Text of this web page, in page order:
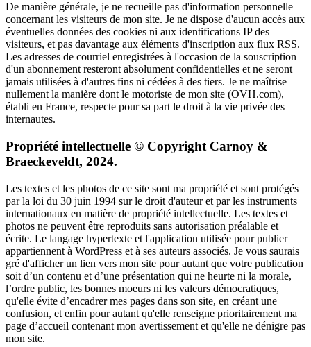
De manière générale, je ne recueille pas d'information personnelle
concernant les visiteurs de mon site. Je ne dispose d'aucun accès aux
éventuelles données des cookies ni aux identifications IP des
visiteurs, et pas davantage aux éléments d'inscription aux flux RSS.
Les adresses de courriel enregistrées à l'occasion de la souscription
d'un abonnement resteront absolument confidentielles et ne seront
jamais utilisées à d'autres fins ni cédées à des tiers. Je ne maîtrise
nullement la manière dont le motoriste de mon site (OVH.com),
établi en France, respecte pour sa part le droit à la vie privée des
internautes.
Propriété intellectuelle © Copyright Carnoy &
Braeckeveldt, 2024.
Les textes et les photos de ce site sont ma propriété et sont protégés
par la loi du 30 juin 1994 sur le droit d'auteur et par les instruments
internationaux en matière de propriété intellectuelle. Les textes et
photos ne peuvent être reproduits sans autorisation préalable et
écrite. Le langage hypertexte et l'application utilisée pour publier
appartiennent à WordPress et à ses auteurs associés. Je vous saurais
gré d'afficher un lien vers mon site pour autant que votre publication
soit d’un contenu et d’une présentation qui ne heurte ni la morale,
l’ordre public, les bonnes moeurs ni les valeurs démocratiques,
qu'elle évite d’encadrer mes pages dans son site, en créant une
confusion, et enfin pour autant qu'elle renseigne prioritairement ma
page d’accueil contenant mon avertissement et qu'elle ne dénigre pas
mon site.